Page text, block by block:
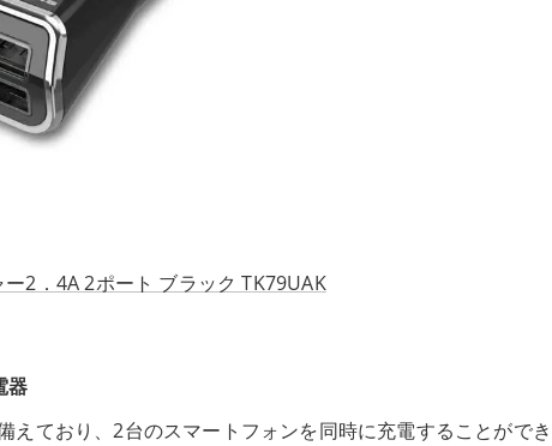
2．4A 2ポート ブラック TK79UAK
器
えており、2台のスマートフォンを同時に充電することができ